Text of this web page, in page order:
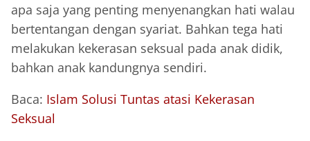
apa saja yang penting menyenangkan hati walau
bertentangan dengan syariat. Bahkan tega hati
melakukan kekerasan seksual pada anak didik,
bahkan anak kandungnya sendiri.
Baca: Islam Solusi Tuntas atasi Kekerasan
Seksual